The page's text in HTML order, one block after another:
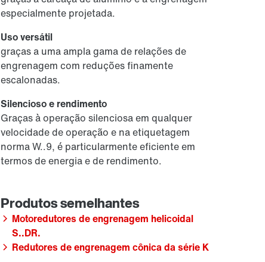
especialmente projetada.
Uso versátil
graças a uma ampla gama de relações de
engrenagem com reduções finamente
escalonadas.
Silencioso e rendimento
Graças à operação silenciosa em qualquer
velocidade de operação e na etiquetagem
norma W..9, é particularmente eficiente em
termos de energia e de rendimento.
Motoredutores de engrenagem helicoidal
S..DR.
Redutores de engrenagem cônica da série K